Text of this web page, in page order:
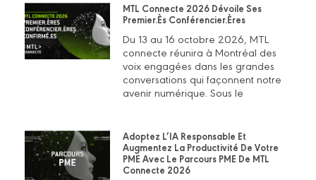
MTL Connecte 2026 Dévoile Ses
Premier.ès Conférencier.ères
Du 13 au 16 octobre 2026, MTL
connecte réunira à Montréal des
voix engagées dans les grandes
conversations qui façonnent notre
avenir numérique. Sous le
Adoptez L’IA Responsable Et
Augmentez La Productivité De Votre
PME Avec Le Parcours PME De MTL
Connecte 2026